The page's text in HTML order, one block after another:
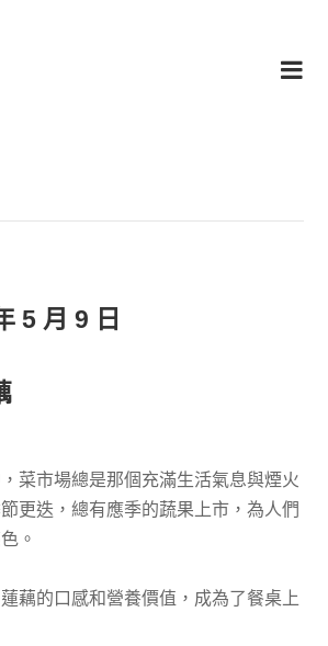
5 月 9 日
菜市場總是那個充滿生活氣息與煙火
更迭，總有應季的蔬果上市，為人們
。
藕的口感和營養價值，成為了餐桌上